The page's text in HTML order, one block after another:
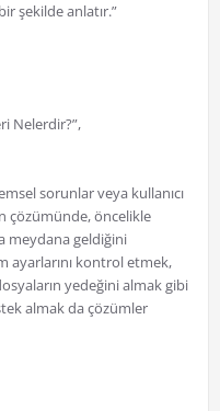
şekilde anlatır.”
Nelerdir?”,
sorunlar veya kullanıcı
çözümünde, öncelikle
meydana geldiğini
ayarlarını kontrol etmek,
yedeğini almak gibi
almak da çözümler